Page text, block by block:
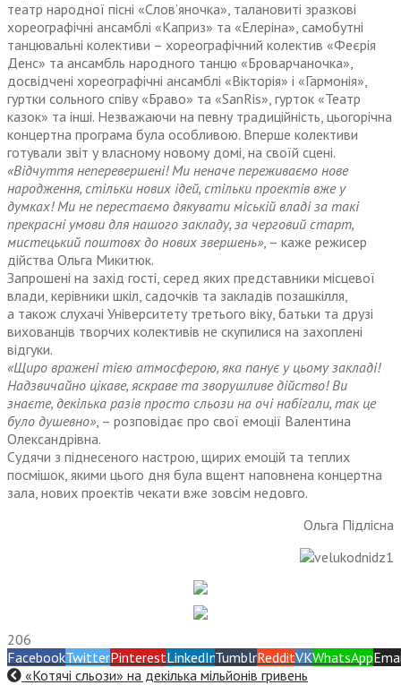
театр народної пісні «Слов’яночка», талановиті зразкові
хореографічні ансамблі «Каприз» та «Елеріна», самобутні
танцювальні колективи – хорео­графічний колектив «Феєрія
Денс» та ансамбль народного танцю «Броварчаночка»,
досвідчені хореографічні ансамблі «Вік­торія» і «Гармонія»,
гуртки сольного співу «Браво» та «SаnRis», гурток «Театр
казок» та інші. Незважаючи на певну традиційність, цьогорічна
концертна програма була особ­ливою. Вперше колективи
готували звіт у власному новому домі, на своїй сцені.
«Відчуття неперевершені! Ми неначе переживаємо нове
народження, стільки нових ідей, стільки проектів вже у
думках! Ми не перестаємо дякувати міській владі за такі
прекрасні умови для нашого закладу, за черговий старт,
мистецький поштовх до нових звершень», – каже режисер
дійства Ольга Микитюк.
Запрошені на захід гості, серед яких представники місцевої
влади, керівники шкіл, садочків та закладів позашкілля,
а також слухачі Університету третього віку, батьки та друзі
вихованців творчих колективів не скупилися на захоплені
відгуки.
«Щиро вражені тією атмосферою, яка панує у цьому закладі!
Надзвичайно цікаве, яскраве та зворушливе дійство! Ви
знаєте, декілька разів просто сльози на очі набігали, так це
було душевно», – розповідає про свої емоції Валентина
Олександрівна.
Судячи з піднесеного настрою, щирих емоцій та теплих
посмішок, якими цього дня була вщент наповнена концертна
зала, нових проектів чекати вже зовсім недовго.
Ольга Підлісна
206
FacebookTwitterPinterestLinkedInTumblrRedditVKWhatsApp
«Котячі сльози» на декілька мільйонів гривень